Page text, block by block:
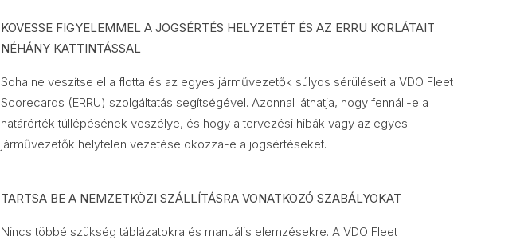
KÖVESSE FIGYELEMMEL A JOGSÉRTÉS HELYZETÉT ÉS AZ ERRU KORLÁTAIT
NÉHÁNY KATTINTÁSSAL
Soha ne veszítse el a flotta és az egyes járművezetők súlyos sérüléseit a VDO Fleet
Scorecards (ERRU) szolgáltatás segítségével. Azonnal láthatja, hogy fennáll-e a
határérték túllépésének veszélye, és hogy a tervezési hibák vagy az egyes
járművezetők helytelen vezetése okozza-e a jogsértéseket.
TARTSA BE A NEMZETKÖZI SZÁLLÍTÁSRA VONATKOZÓ SZABÁLYOKAT
Nincs többé szükség táblázatokra és manuális elemzésekre. A VDO Fleet